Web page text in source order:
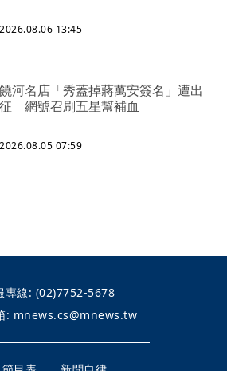
2026.08.06 13:45
饒河名店「秀蓋掉蔣萬安簽名」遭出
征 網號召刷五星幫補血
2026.08.05 07:59
專線: (02)7752-5678
: mnews.cs@mnews.tw